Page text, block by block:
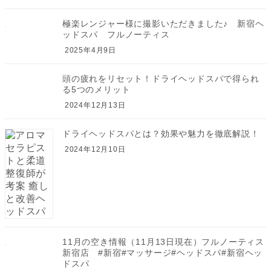
極楽レンジャー様に撮影いただきました♪ 新宿ヘ
ッドスパ フルノーティス
2025年4月9日
頭の疲れをリセット！ドライヘッドスパで得られ
る5つのメリット
2024年12月13日
ドライヘッドスパとは？効果や魅力を徹底解説！
2024年12月10日
11月の空き情報（11月13日現在）フルノーティス
新宿店 #新宿#マッサージ#ヘッドスパ#新宿ヘッ
ドスパ